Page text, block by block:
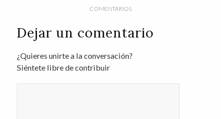
COMENTARIOS
Dejar un comentario
¿Quieres unirte a la conversación?
Siéntete libre de contribuir